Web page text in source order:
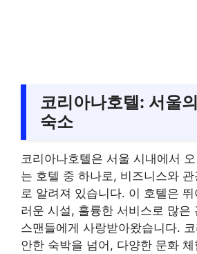
코리아나호텔: 서울
숙소
코리아나호텔은 서울 시내에서
는 호텔 중 하나로, 비즈니스와
로 알려져 있습니다. 이 호텔은
러운 시설, 훌륭한 서비스로 많은
스맨들에게 사랑받아왔습니다.
안한 숙박을 넘어, 다양한 문화